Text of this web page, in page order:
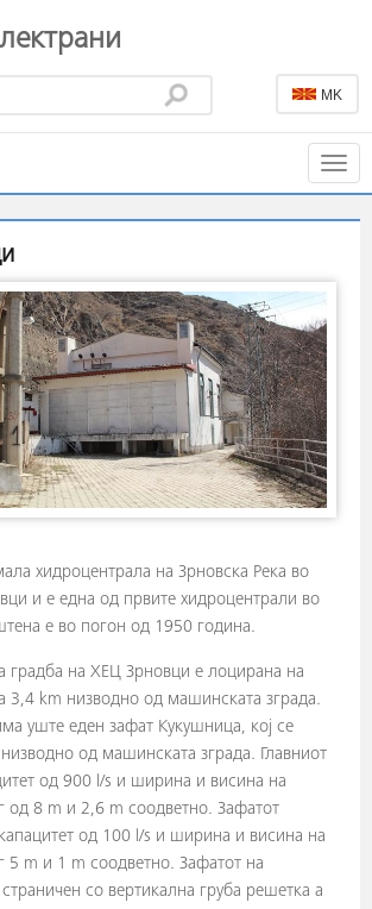
MK
хидроцентрала на Зрновска Река во
и е една од првите хидроцентрали во
е во погон од 1950 година.
градба на ХЕЦ Зрновци е лоцирана на
3,4 km низводно од машинската зграда.
уште еден зафат Кукушница, кој се
од машинската зграда. Главниот
од 900 l/s и ширина и висина на
од 8 m и 2,6 m соодветно. Зафатот
од 100 l/s и ширина и висина на
5 m и 1 m соодветно. Зафатот на
со вертикална груба решетка а